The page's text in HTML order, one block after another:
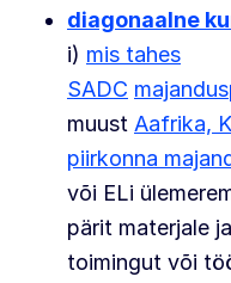
diagonaalne
i) mis tahes
SADC
muust Aafrika,
piirkonna
või ELi
pärit materjale
toimingut või